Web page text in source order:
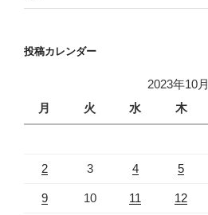
投稿カレンダー
2023年10月
月
火 水 木
2 3 4 5
9 10 11 12